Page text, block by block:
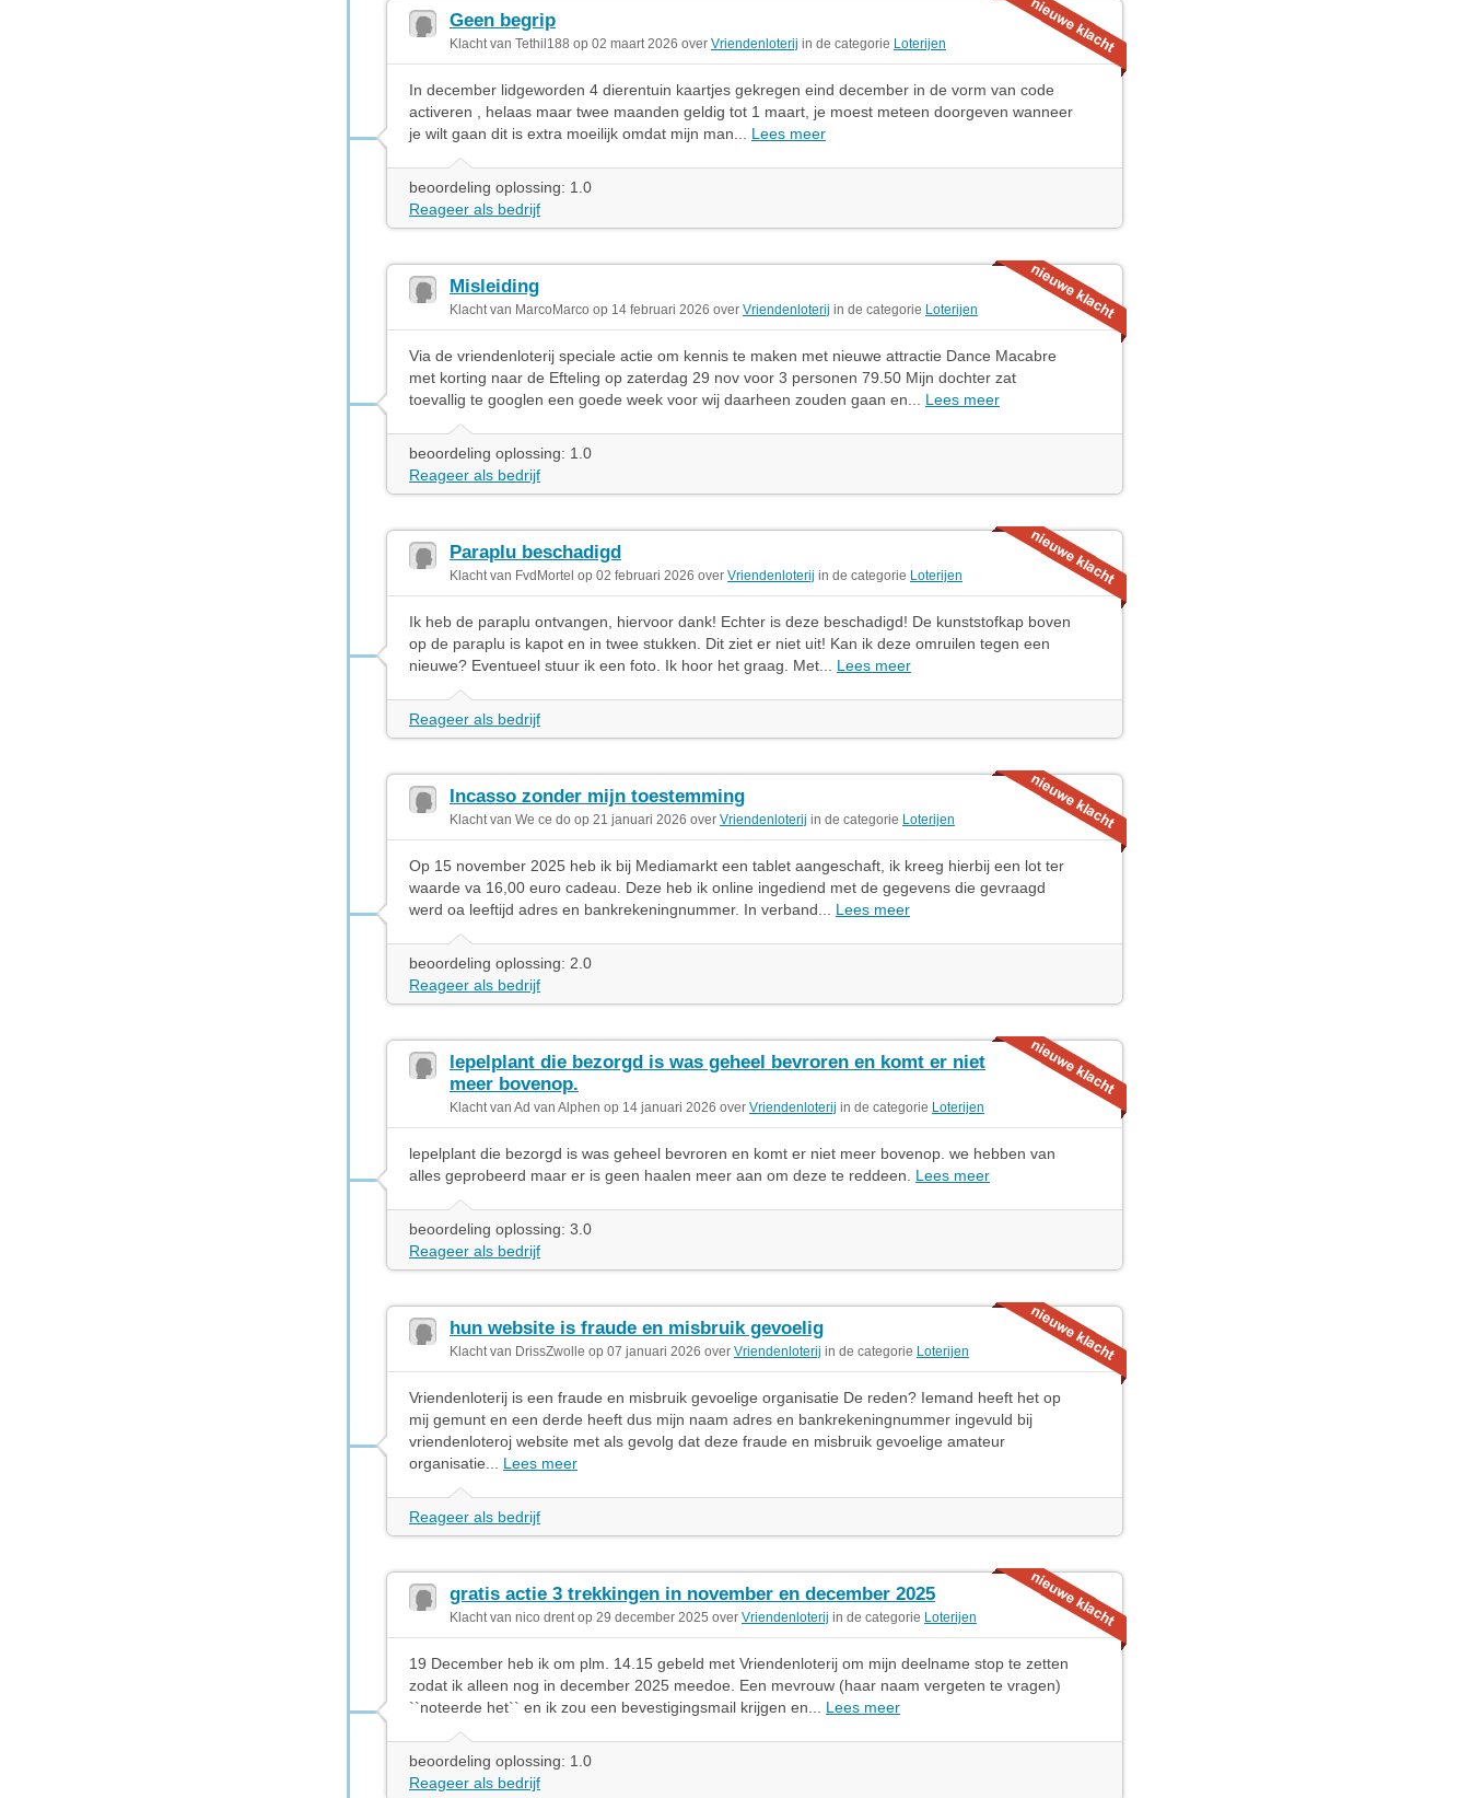
Geen begrip
Klacht van Tethil188 op 02 maart 2026 over Vriendenloterij in de categorie Loterijen
In december lidgeworden 4 dierentuin kaartjes gekregen eind december in de vorm van code
activeren , helaas maar twee maanden geldig tot 1 maart, je moest meteen doorgeven wanneer
je wilt gaan dit is extra moeilijk omdat mijn man... Lees meer
beoordeling oplossing: 1.0
Reageer als bedrijf
Misleiding
Klacht van MarcoMarco op 14 februari 2026 over Vriendenloterij in de categorie Loterijen
Via de vriendenloterij speciale actie om kennis te maken met nieuwe attractie Dance Macabre
met korting naar de Efteling op zaterdag 29 nov voor 3 personen 79.50 Mijn dochter zat
toevallig te googlen een goede week voor wij daarheen zouden gaan en... Lees meer
beoordeling oplossing: 1.0
Reageer als bedrijf
Paraplu beschadigd
Klacht van FvdMortel op 02 februari 2026 over Vriendenloterij in de categorie Loterijen
Ik heb de paraplu ontvangen, hiervoor dank! Echter is deze beschadigd! De kunststofkap boven
op de paraplu is kapot en in twee stukken. Dit ziet er niet uit! Kan ik deze omruilen tegen een
nieuwe? Eventueel stuur ik een foto. Ik hoor het graag. Met... Lees meer
Reageer als bedrijf
Incasso zonder mijn toestemming
Klacht van We ce do op 21 januari 2026 over Vriendenloterij in de categorie Loterijen
Op 15 november 2025 heb ik bij Mediamarkt een tablet aangeschaft, ik kreeg hierbij een lot ter
waarde va 16,00 euro cadeau. Deze heb ik online ingediend met de gegevens die gevraagd
werd oa leeftijd adres en bankrekeningnummer. In verband... Lees meer
beoordeling oplossing: 2.0
Reageer als bedrijf
lepelplant die bezorgd is was geheel bevroren en komt er niet
meer bovenop.
Klacht van Ad van Alphen op 14 januari 2026 over Vriendenloterij in de categorie Loterijen
lepelplant die bezorgd is was geheel bevroren en komt er niet meer bovenop. we hebben van
alles geprobeerd maar er is geen haalen meer aan om deze te reddeen. Lees meer
beoordeling oplossing: 3.0
Reageer als bedrijf
hun website is fraude en misbruik gevoelig
Klacht van DrissZwolle op 07 januari 2026 over Vriendenloterij in de categorie Loterijen
Vriendenloterij is een fraude en misbruik gevoelige organisatie De reden? Iemand heeft het op
mij gemunt en een derde heeft dus mijn naam adres en bankrekeningnummer ingevuld bij
vriendenloteroj website met als gevolg dat deze fraude en misbruik gevoelige amateur
organisatie... Lees meer
Reageer als bedrijf
gratis actie 3 trekkingen in november en december 2025
Klacht van nico drent op 29 december 2025 over Vriendenloterij in de categorie Loterijen
19 December heb ik om plm. 14.15 gebeld met Vriendenloterij om mijn deelname stop te zetten
zodat ik alleen nog in december 2025 meedoe. Een mevrouw (haar naam vergeten te vragen)
``noteerde het`` en ik zou een bevestigingsmail krijgen en... Lees meer
beoordeling oplossing: 1.0
Reageer als bedrijf